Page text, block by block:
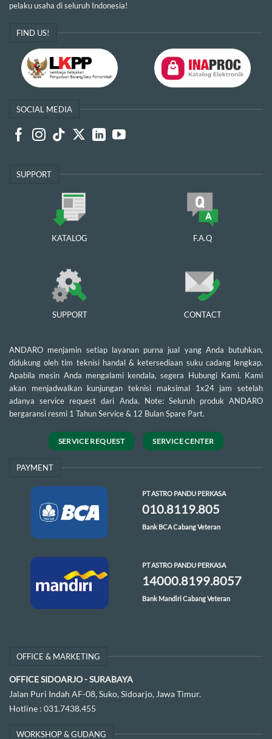
pelaku usaha di seluruh Indonesia!
FIND US!
SOCIAL MEDIA
SUPPORT
KATALOG F.A.Q
SUPPORT CONTACT
ANDARO menjamin setiap layanan purna jual yang Anda butuhkan,
didukung oleh tim teknisi handal & ketersediaan suku cadang lengkap.
Apabila mesin Anda mengalami kendala, segera Hubungi Kami. Kami
akan menjadwalkan kunjungan teknisi maksimal 1x24 jam setelah
adanya service request dari Anda. Note: Seluruh produk ANDARO
bergaransi resmi 1 Tahun Service & 12 Bulan Spare Part.
SERVICE REQUEST SERVICE CENTER
PAYMENT
PT ASTRO PANDU PERKASA
010.8119.805
Bank BCA Cabang Veteran
PT ASTRO PANDU PERKASA
14000.8199.8057
Bank Mandiri Cabang Veteran
OFFICE & MARKETING
OFFICE SIDOARJO - SURABAYA
Jalan Puri Indah AF-08, Suko, Sidoarjo, Jawa Timur.
Hotline : 031.7438.455
WORKSHOP & GUDANG